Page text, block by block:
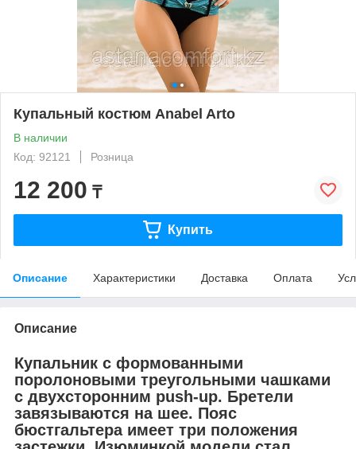
Купальный костюм Anabel Arto
В наличии
Код: 92121
Розница
12 200 ₸
Купить
Описание Характеристики Доставка Оплата
Описание
Купальник с формованными
поролоновыми треугольными чашками
с двухсторонним push-up. Бретели
завязываются на шее. Пояс
бюстгальтера имеет три положения